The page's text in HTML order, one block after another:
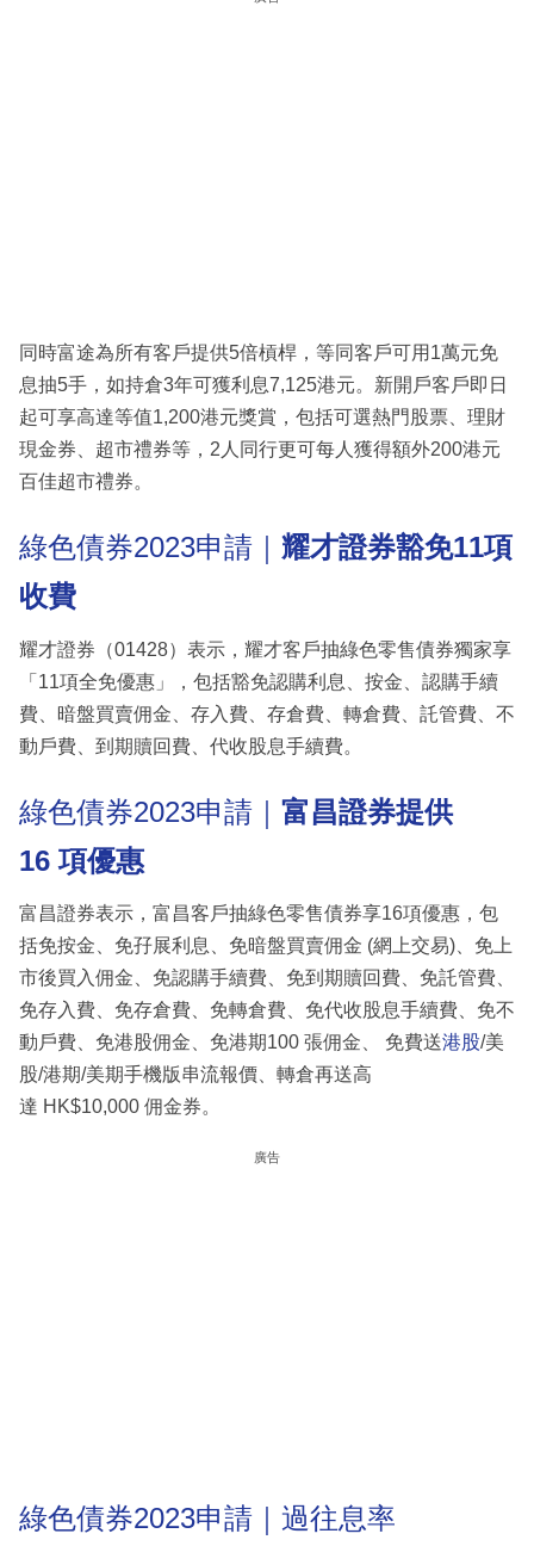
同時富途為所有客戶提供5倍槓桿，等同客戶可用1萬元免
息抽5手，如持倉3年可獲利息7,125港元。新開戶客戶即日
起可享高達等值1,200港元獎賞，包括可選熱門股票、理財
現金券、超市禮券等，2人同行更可每人獲得額外200港元
百佳超市禮券。
綠色債券2023申請｜ 耀才證券豁免11項
收費
耀才證券（01428）表示，耀才客戶抽綠色零售債券獨家享
「11項全免優惠」，包括豁免認購利息、按金、認購手續
費、暗盤買賣佣金、存入費、存倉費、轉倉費、託管費、不
動戶費、到期贖回費、代收股息手續費。
綠色債券2023申請｜ 富昌證券提供
16 項優惠
富昌證券表示，富昌客戶抽綠色零售債券享16項優惠，包
括免按金、免孖展利息、免暗盤買賣佣金 (網上交易)、免上
市後買入佣金、免認購手續費、免到期贖回費、免託管費、
免存入費、免存倉費、免轉倉費、免代收股息手續費、免不
動戶費、免港股佣金、免港期100 張佣金、 免費送港股/美
股/港期/美期手機版串流報價、轉倉再送高
達 HK$10,000 佣金券。
廣告
綠色債券2023申請｜過往息率